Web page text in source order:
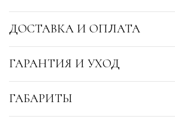
ДОСТАВКА И ОПЛАТА
ГАРАНТИЯ И УХОД
ГАБАРИТЫ